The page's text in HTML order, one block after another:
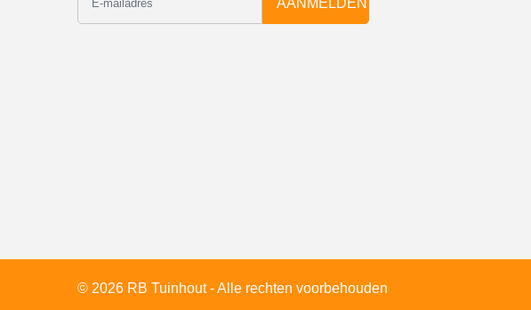
AANMELDEN
© 2026 RB Tuinhout - Alle rechten voorbehouden